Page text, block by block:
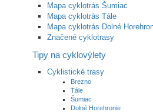
Mapa cyklotrás Šumiac
Mapa cyklotrás Tále
Mapa cyklotrás Dolné
Značené cyklotrasy
Tipy na cyklovýlety
Cyklistické trasy
Brezno
Tále
Šumiac
Dolné Horehronie